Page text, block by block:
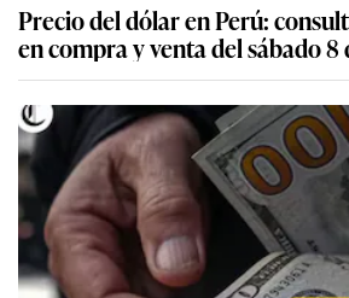
Precio del dólar en Perú:
en compra y venta del sábado 8